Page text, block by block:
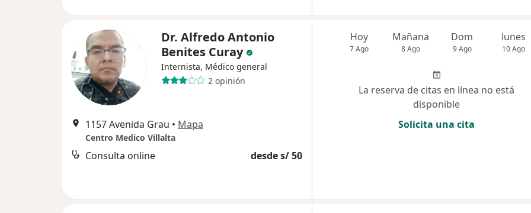
Dr. Alfredo Antonio
Benites Curay
Internista, Médico general
2 opinión
1157 Avenida Grau • Mapa
Centro Medico Villalta
Consulta online desde s/ 50
Hoy
7 Ago
Mañana
8 Ago
Dom
9 Ago
lunes
10 Ago
La reserva de citas en línea no está
disponible
Solicita una cita